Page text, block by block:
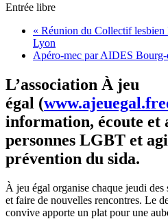
Entrée libre
« Réunion du Collectif
Lyon
Apéro-mec par AIDES Bourg-
L’association À jeu
égal (
information, écoute et
personnes LGBT et
prévention du sida.
À jeu égal organise chaque jeudi
et faire de nouvelles rencontres. Le
convive apporte un plat pour une